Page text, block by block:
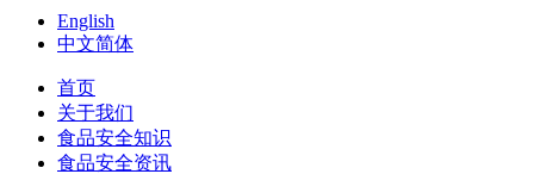
English
中文简体
首页
关于我们
食品安全知识
食品安全资讯